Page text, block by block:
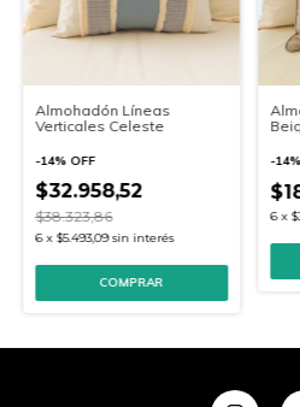
Almohadón Líneas
Verticales Celeste
-14% OFF
$32.958,52
$38.323,86
6 x $5.493,09 sin interés
-14
6 x